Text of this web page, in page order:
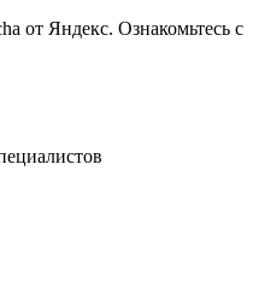
от Яндекс. Ознакомьтесь с